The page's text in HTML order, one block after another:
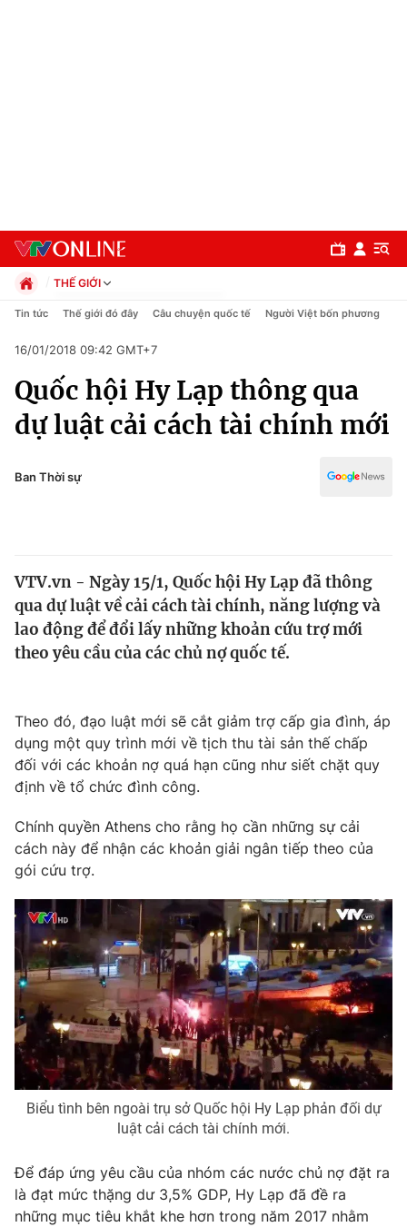
Chuyên mục
Chính trị
Thế giới
Tin tức
Câu chuyện quốc tế
Tài chính
Thị trường
Góc doanh nghiệp
Dữ liệu và đời sống
Truyền hình
Phim VTV
Hậu trường
Khán giả
Giải sao mai
Giải trí
Điện ảnh
Âm nhạc
Sao
Du lịch
Làm đẹp
Chất lượng cuộc sống
Giáo dục
Tuyển sinh
Học trực tuyến
Công nghệ
Hitech Công nghệ tương lai
Sản phẩm
Thị trường
Giao lưu trực tuyến
Lịch phát sóng
Chuyên mục khác
Emagazine Podcast
THẾ GIỚI
Chính trị
Pháp luật
Kinh tế
Thể thao
Truyền hình
Y tế
Tin tức Thế giới đó đây Câu chuyện quốc tế Người Việt bốn phương
16/01/2018 09:42 GMT+7
Quốc hội Hy Lạp thông qua
dự luật cải cách tài chính mới
Ban Thời sự
VTV.vn - Ngày 15/1, Quốc hội Hy Lạp đã thông
qua dự luật về cải cách tài chính, năng lượng và
lao động để đổi lấy những khoản cứu trợ mới
theo yêu cầu của các chủ nợ quốc tế.
Theo đó, đạo luật mới sẽ cắt giảm trợ cấp gia đình, áp
dụng một quy trình mới về tịch thu tài sản thế chấp
đối với các khoản nợ quá hạn cũng như siết chặt quy
định về tổ chức đình công.
Chính quyền Athens cho rằng họ cần những sự cải
cách này để nhận các khoản giải ngân tiếp theo của
gói cứu trợ.
Biểu tình bên ngoài trụ sở Quốc hội Hy Lạp phản đối dự
luật cải cách tài chính mới.
Để đáp ứng yêu cầu của nhóm các nước chủ nợ đặt ra
là đạt mức thặng dư 3,5% GDP, Hy Lạp đã đề ra
những mục tiêu khắt khe hơn trong năm 2017 nhằm